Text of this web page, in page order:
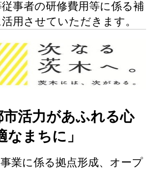
事者の研修費用等に係る補
用させていただきます。
市活力があふれる心
なまちに」
業に係る拠点形成、オープ